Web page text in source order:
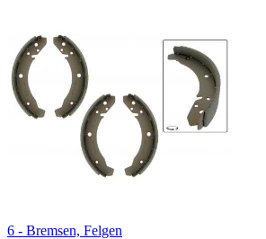
6 - Bremsen, Felgen